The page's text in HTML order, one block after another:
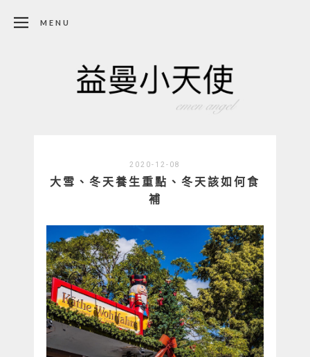
MENU
2020-12-08
大雪、冬天養生重點、冬天該如何食
補